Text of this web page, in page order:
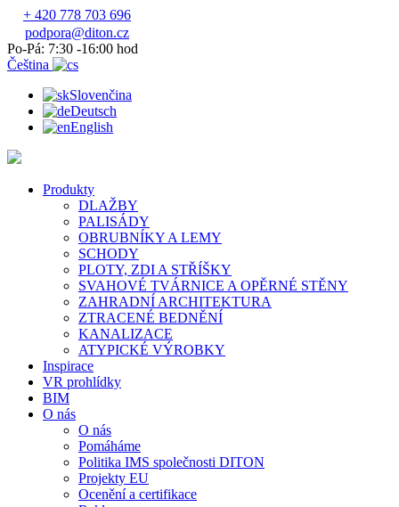
+ 420 778 703 696
podpora@diton.cz
Po-Pá: 7:30 -16:00 hod
Čeština
Slovenčina
Deutsch
English
Produkty
DLAŽBY
PALISÁDY
OBRUBNÍKY A LEMY
SCHODY
PLOTY, ZDI A STŘÍŠKY
SVAHOVÉ TVÁRNICE A OPĚRNÉ STĚNY
ZAHRADNÍ ARCHITEKTURA
ZTRACENÉ BEDNĚNÍ
KANALIZACE
ATYPICKÉ VÝROBKY
Inspirace
VR prohlídky
BIM
O nás
O nás
Pomáháme
Politika IMS společnosti DITON
Projekty EU
Ocenění a certifikace